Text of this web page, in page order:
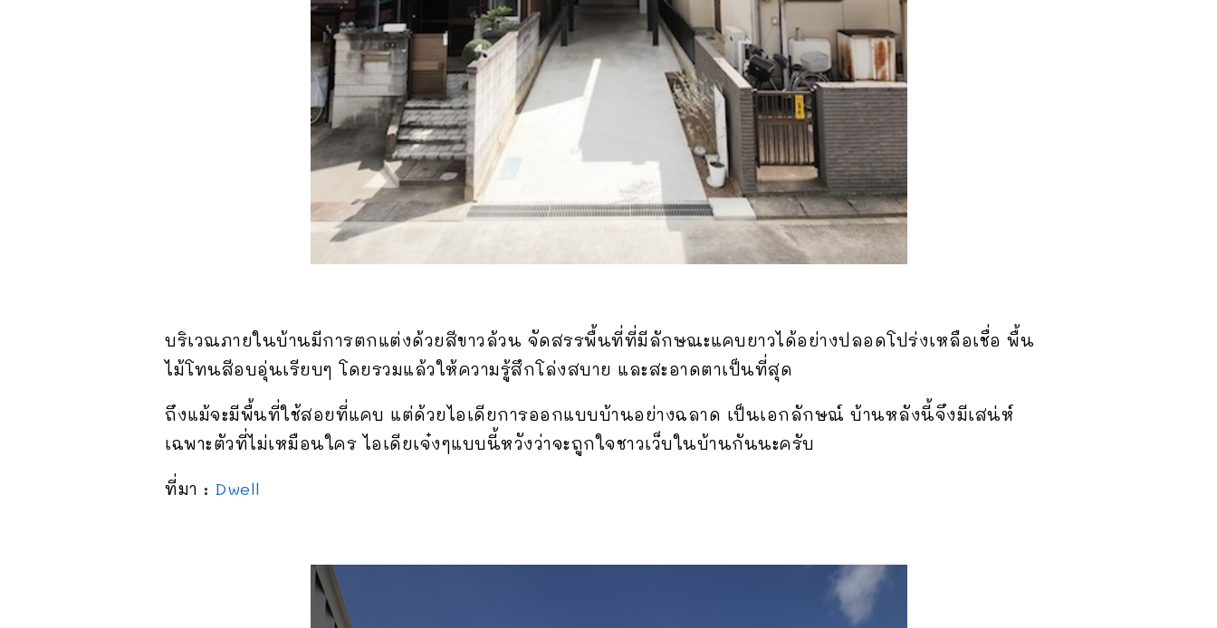
บริเวณภายในบ้านมีการตกแต่งด้วยสีขาวล้วน จัดสรรพื้นที่ที่มีลักษณะแคบยาวได้อย่างปลอดโปร่งเหลือเชื่อ พื้น
ไม้โทนสีอบอุ่นเรียบๆ โดยรวมแล้วให้ความรู้สึกโล่งสบาย และสะอาดตาเป็นที่สุด
ถึงแม้จะมีพื้นที่ใช้สอยที่แคบ แต่ด้วยไอเดียการออกแบบบ้านอย่างฉลาด เป็นเอกลักษณ์ บ้านหลังนี้จึงมีเสน่ห์
เฉพาะตัวที่ไม่เหมือนใคร ไอเดียเจ๋งๆแบบนี้หวังว่าจะถูกใจชาวเว็บในบ้านกันนะครับ
ที่มา : Dwell